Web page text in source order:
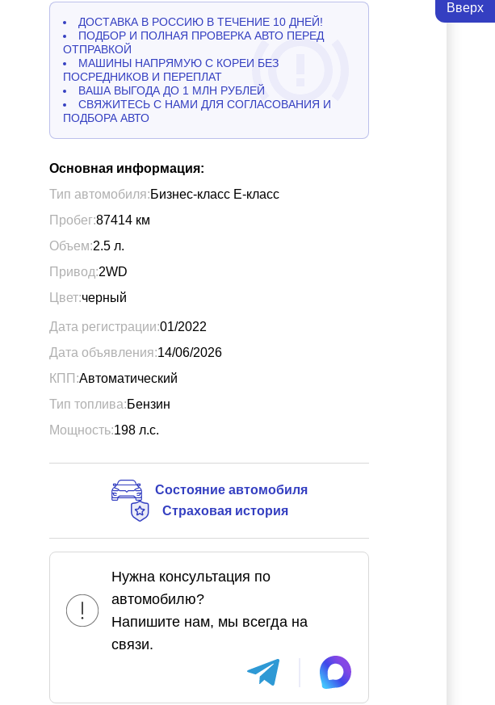
Вверх
ДОСТАВКА В РОССИЮ В ТЕЧЕНИЕ 10 ДНЕЙ!
ПОДБОР И ПОЛНАЯ ПРОВЕРКА АВТО ПЕРЕД
ОТПРАВКОЙ
МАШИНЫ НАПРЯМУЮ С КОРЕИ БЕЗ
ПОСРЕДНИКОВ И ПЕРЕПЛАТ
ВАША ВЫГОДА ДО 1 МЛН РУБЛЕЙ
СВЯЖИТЕСЬ С НАМИ ДЛЯ СОГЛАСОВАНИЯ И
ПОДБОРА АВТО
Основная информация:
Тип автомобиля:Бизнес-класс Е-класс
Пробег:87414 км
Объем:2.5 л.
Привод:2WD
Цвет:черный
Дата регистрации:01/2022
Дата объявления:14/06/2026
КПП:Автоматический
Тип топлива:Бензин
Мощность:198 л.с.
Состояние автомобиля
Страховая история
Нужна консультация по
автомобилю?
Напишите нам, мы всегда на
связи.